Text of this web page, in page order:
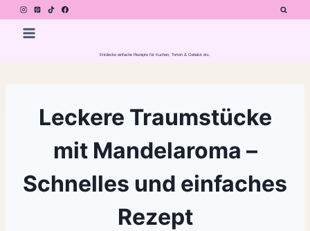
Zum
Inhalt
Entdecke einfache Rezepte für Kuchen, Torten & Gebäck etc.
Leckere Traumstücke
mit Mandelaroma –
Schnelles und einfaches
Rezept